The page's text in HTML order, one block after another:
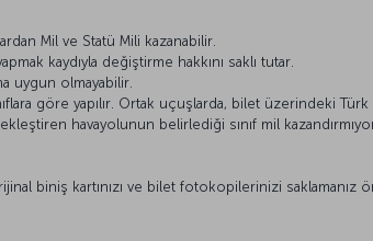
Mil ve Statü Mili kazanabilir.
kaydıyla değiştirme hakkını saklı tutar.
uygun olmayabilir.
göre yapılır. Ortak uçuşlarda, bilet üzerindeki Türk
havayolunun belirlediği sınıf mil
biniş kartınızı ve bilet fotokopilerinizi saklamanız